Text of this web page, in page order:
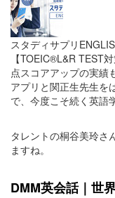
スタディサプリ
【TOEIC®L&R TEST
点スコアアップの実績
アプリと関正生先生を
で、今度こそ続く英語
タレントの桐谷美玲さ
ますね。
DMM英会話｜世